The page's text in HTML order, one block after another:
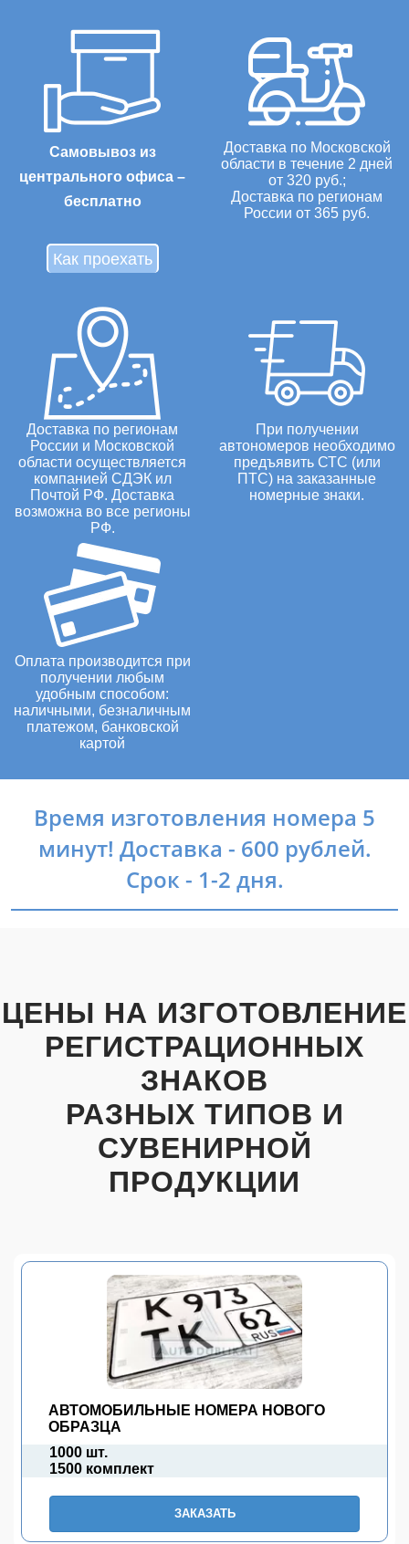
Самовывоз из
центрального офиса –
бесплатно
Как проехать
Доставка по Московской
области в течение 2 дней
от 320 руб.;
Доставка по регионам
России от 365 руб.
Доставка по регионам
России и Московской
области осуществляется
компанией СДЭК ил
Почтой РФ. Доставка
возможна во все регионы
РФ.
При получении
автономеров необходимо
предъявить СТС (или
ПТС) на заказанные
номерные знаки.
Оплата производится при
получении любым
удобным способом:
наличными, безналичным
платежом, банковской
картой
Время изготовления номера 5
минут! Доставка - 600 рублей.
Срок - 1-2 дня.
ЦЕНЫ НА ИЗГОТОВЛЕНИЕ
РЕГИСТРАЦИОННЫХ
ЗНАКОВ
РАЗНЫХ ТИПОВ И
СУВЕНИРНОЙ
ПРОДУКЦИИ
АВТОМОБИЛЬНЫЕ НОМЕРА НОВОГО
ОБРАЗЦА
1000 шт.
1500 комплект
ЗАКАЗАТЬ